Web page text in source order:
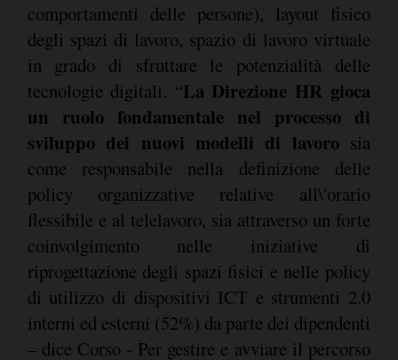
comportamenti delle persone), layout fisico
degli spazi di lavoro, spazio di lavoro virtuale
in grado di sfruttare le potenzialità delle
tecnologie digitali. “La Direzione HR gioca
un ruolo fondamentale nel processo di
sviluppo dei nuovi modelli di lavorosia
come responsabile nella definizione delle
policy organizzative relative all\'orario
flessibile e al telelavoro, sia attraverso un forte
coinvolgimento nelle iniziative di
riprogettazione degli spazi fisici e nelle policy
di utilizzo di dispositivi ICT e strumenti 2.0
interni ed esterni (52%) da parte dei dipendenti
– dice Corso - Per gestire e avviare il percorso